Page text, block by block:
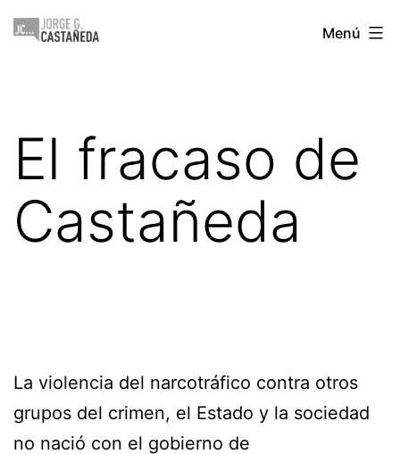
Saltar
Jorge
Menú
El fracaso de
Castañeda
La violencia del narcotráfico contra otros
grupos del crimen, el Estado y la sociedad
no nació con el gobierno de